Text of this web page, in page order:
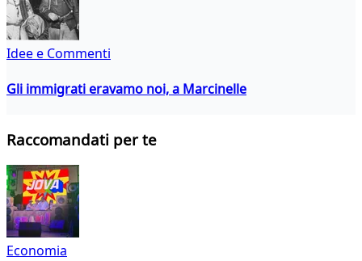
Idee e Commenti
Gli immigrati eravamo noi, a Marcinelle
Raccomandati per te
Economia